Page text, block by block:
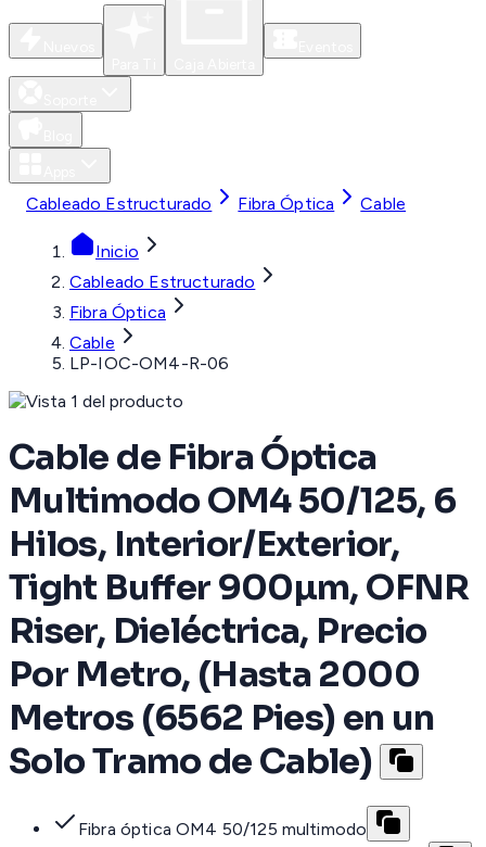
Cableado Estructurado Fibra Óptica Cable
Inicio
Cableado Estructurado
Fibra Óptica
Cable
LP-IOC-OM4-R-06
Cable de Fibra Óptica
Multimodo OM4 50/125, 6
Hilos, Interior/Exterior,
Tight Buffer 900µm, OFNR
Riser, Dieléctrica, Precio
Por Metro, (Hasta 2000
Metros (6562 Pies) en un
Solo Tramo de Cable)
Fibra óptica OM4 50/125 multimodo